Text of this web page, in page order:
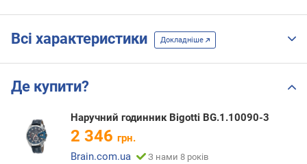
Всі характеристики Докладніше
Де купити?
Наручний годинник Bigotti BG.1.10090-3
2 346 грн.
Brain.com.ua
З нами 8 років